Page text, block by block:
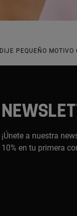
DIJE PEQUEÑO MOTIVO
¡Únete a nuestra
10% en tu primera